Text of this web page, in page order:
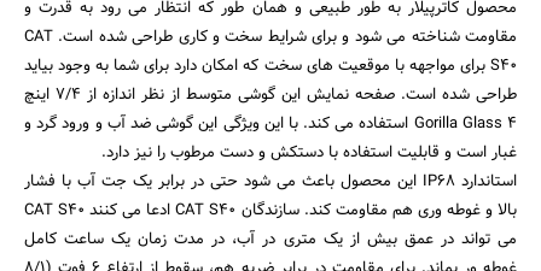
محصول کاترپیلار به طور طبیعی و همان طور که انتظار می رود به قدرت و
مقاومت شناخته می شود و برای شرایط سخت و کاری طراحی شده است. CAT
S40 برای مواجهه با موقعیت های سخت که امکان دارد برای شما به وجود بیاید
طراحی شده است. صفحه نمایش این گوشی متوسط از نظر اندازه از 7/4 اینچ
Gorilla Glass 4 استفاده می کند. با این ویژگی این گوشی ضد آب و ورود گرد و
غبار است و قابلیت استفاده با دستکش و دست مرطوب را نیز دارد.
استاندارد IP68 این محصول باعث می شود حتی در برابر یک جت آب با فشار
بالا و غوطه وری هم مقاومت کند. سازندگان CAT S40 ادعا می کنند CAT S40
می تواند در عمق بیش از یک متری در آب، در مدت زمان یک ساعت کامل